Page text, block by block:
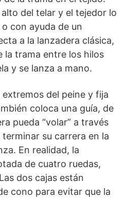
del telar y el tejedor lo
con ayuda de un
a la lanzadera clásica,
la trama entre los hilos
y se lanza a mano.
del peine y fija
coloca una guía, de
pueda “volar” a través
su carrera en la
En realidad, la
de cuatro ruedas,
dos cajas están
cono para evitar que la